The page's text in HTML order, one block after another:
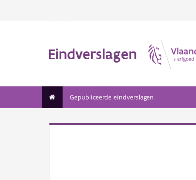
Eindverslagen
Gepubliceerde eindverslagen